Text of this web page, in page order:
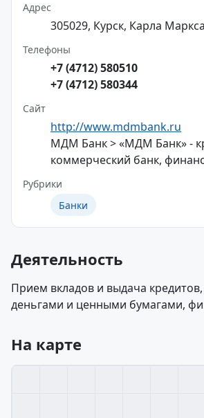
Адрес
305029, Курск, Карла
Телефоны
+7 (4712) 580510
+7 (4712) 580344
Сайт
http://www.mdmbank.ru
МДМ Банк > «МДМ Банк» -
коммерческий банк,
Рубрики
Банки
Деятельность
Прием вкладов и выдача
деньгами и ценными бумагами,
На карте